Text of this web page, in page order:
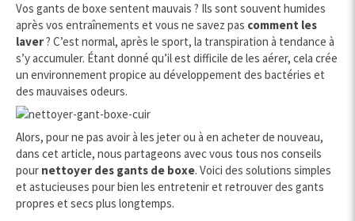
Vos gants de boxe sentent mauvais ? Ils sont souvent humides
après vos entraînements et vous ne savez pas comment les
laver? C’est normal, après le sport, la transpiration à tendance à
s’y accumuler. Étant donné qu’il est difficile de les aérer, cela crée
un environnement propice au développement des bactéries et
des mauvaises odeurs.
Alors, pour ne pas avoir à les jeter ou à en acheter de nouveau,
dans cet article, nous partageons avec vous tous nos conseils
pour nettoyer des gants de boxe. Voici des solutions simples
et astucieuses pour bien les entretenir et retrouver des gants
propres et secs plus longtemps.